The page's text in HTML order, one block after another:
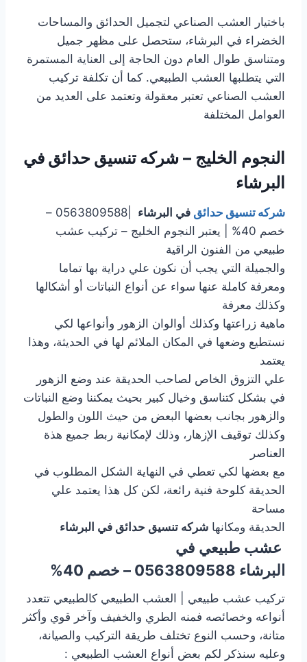
باختيار العشب الصناعي لتجميل الحدائق والمساحات
الخضراء في البرشاء، ستحصل على مظهر جميل
ومتناسق طوال العام دون الحاجة إلى العناية المستمرة
التي يتطلبها العشب الطبيعي. كما أن تكلفة تركيب
العشب الصناعي تعتبر معقولة وتعتمد على العديد من
العوامل المختلفة
النجوم الخليج – شركه تنسيق حدائق في
البرشاء
شركه تنسيق حدائق في البرشاء
|0563809588 –
خصم 40% | يعتبر النجوم الخليج – تركيب عشب
طبيعي من الفنون الراقية
والجميلة التي يجب أن نكون علي دراية بها تماما
ومعرفة كاملة عنها سواء عن أنواع النباتات أو أشكالها
وكذلك معرفة
ماهية زراعتها وكذلك أوالوان الزهور وأنواعها لكي
نستطيع وضعها في المكان الملائم لها في الحديثة، وهذا
يعتمد
علي التزوق الخاص لصاحب الحديقة عند وضع الزهور
في بشكل كتناسق وخيال كبير بحيث يمكننا وضع النباتات
والزهور بجانب بعضها البعض من حيث اللون والطول
وكذلك توقيف الإزهار، وذلك لإمكانية ربط جميع هذة
العناصر
مع بعضها لكي تعطي في النهاية الشكل المطلوب في
الحديقة كلوحة فنية رائعة، لكن كل هذا يعتمد علي
مساحة
الحديقة ومكانها شركه تنسيق حدائق في البرشاء
عشب طبيعي في
البرشاء 0563809588 – خصم 40%
تركيب عشب طبيعي | العشب الطبيعي كالطبيعي تتعدد
أنواعه وخصائصه فمنه الطري والخفيف وآخر قوي وأكثر
متانة، وحسب النوع تختلف طريقة التركيب والصيانة،
وعليه سنذكر لكم بعض أنواع العشب الطبيعي :